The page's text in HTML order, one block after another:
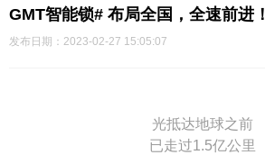
GMT智能锁# 布局全国，全速前进！
发布日期：2023-02-27 15:05:07
光抵达地球之前
已走过1.5亿公里